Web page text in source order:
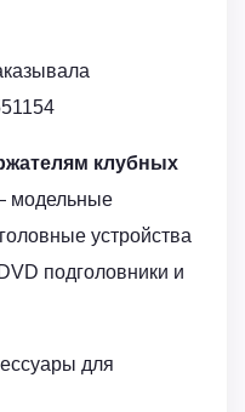
клубных
модельные
устройства
подголовники и
для